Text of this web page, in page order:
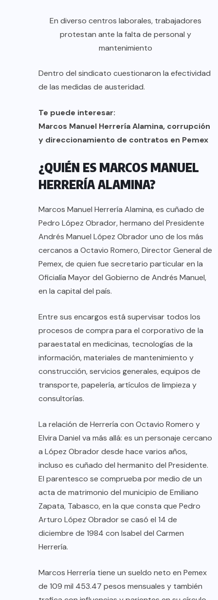
En diverso centros laborales, trabajadores
protestan ante la falta de personal y
mantenimiento
Dentro del sindicato cuestionaron la efectividad
de las medidas de austeridad.
Te puede interesar:
Marcos Manuel Herrería Alamina, corrupción
y direccionamiento de contratos en Pemex
¿QUIÉN ES MARCOS MANUEL
HERRERÍA ALAMINA?
Marcos Manuel Herrería Alamina, es cuñado de
Pedro López Obrador, hermano del Presidente
Andrés Manuel López Obrador uno de los más
cercanos a Octavio Romero, Director General de
Pemex, de quien fue secretario particular en la
Oficialía Mayor del Gobierno de Andrés Manuel,
en la capital del país.
Entre sus encargos está supervisar todos los
procesos de compra para el corporativo de la
paraestatal en medicinas, tecnologías de la
información, materiales de mantenimiento y
construcción, servicios generales, equipos de
transporte, papelería, artículos de limpieza y
consultorías.
La relación de Herrería con Octavio Romero y
Elvira Daniel va más allá: es un personaje cercano
a López Obrador desde hace varios años,
incluso es cuñado del hermanito del Presidente.
El parentesco se comprueba por medio de un
acta de matrimonio del municipio de Emiliano
Zapata, Tabasco, en la que consta que Pedro
Arturo López Obrador se casó el 14 de
diciembre de 1984 con Isabel del Carmen
Herrería.
Marcos Herrería tiene un sueldo neto en Pemex
de 109 mil 453.47 pesos mensuales y también